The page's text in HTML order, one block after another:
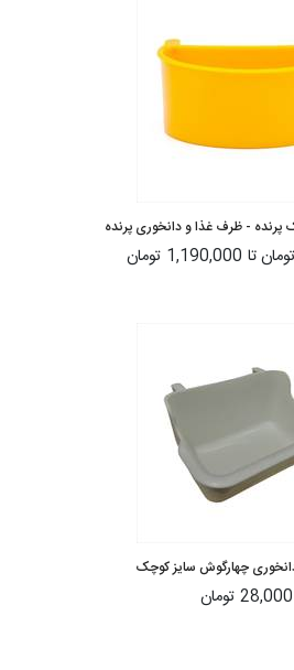
- ظرف غذا و دانخوری پرنده
تا
چهارگوش سایز کوچک
28,000 تومان